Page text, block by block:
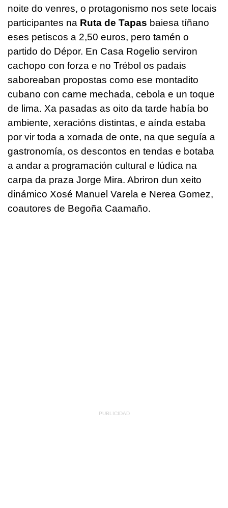
noite do venres, o protagonismo nos sete locais
participantes na Ruta de Tapas baiesa tíñano
eses petiscos a 2,50 euros, pero tamén o
partido do Dépor. En Casa Rogelio serviron
cachopo con forza e no Trébol os padais
saboreaban propostas como ese montadito
cubano con carne mechada, cebola e un toque
de lima. Xa pasadas as oito da tarde había bo
ambiente, xeracións distintas, e aínda estaba
por vir toda a xornada de onte, na que seguía a
gastronomía, os descontos en tendas e botaba
a andar a programación cultural e lúdica na
carpa da praza Jorge Mira. Abriron dun xeito
dinámico Xosé Manuel Varela e Nerea Gomez,
coautores de Begoña Caamaño.